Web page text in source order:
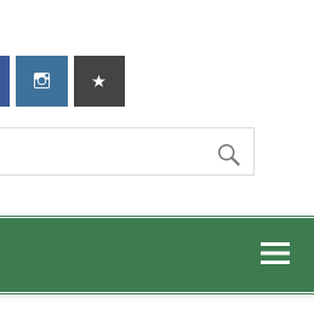
TG-Geislingen